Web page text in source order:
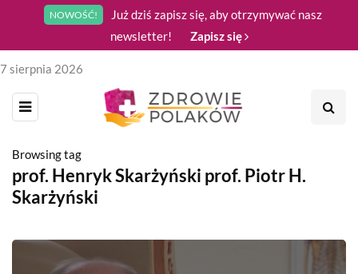
NOWOŚĆ!
Już dziś zapisz się, aby otrzymywać nasz
newsletter!
Zapisz się
7 sierpnia 2026
Browsing tag
prof. Henryk Skarżyński prof. Piotr H.
Skarżyński